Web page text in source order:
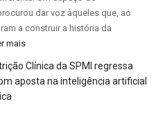
dar voz àqueles que, ao
a construir a história da
mais
Clínica da SPMI regressa
aposta na inteligência artificial